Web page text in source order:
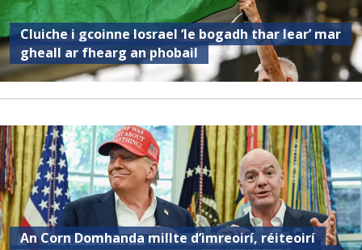
Cluiche i gcoinne Iosrael ‘le bogadh thar lear’ mar
gheall ar fhearg an phobail
An Corn Domhanda millte d’imreoirí, réiteoirí